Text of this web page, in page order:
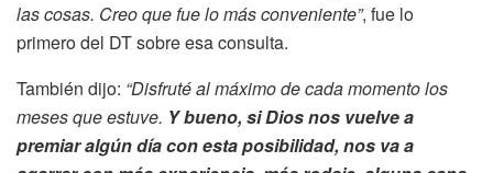
las cosas. Creo que fue lo más conveniente”, fue lo
primero del DT sobre esa consulta.
También dijo: “Disfruté al máximo de cada momento los
meses que estuve. Y bueno, si Dios nos vuelve a
premiar algún día con esta posibilidad, nos va a